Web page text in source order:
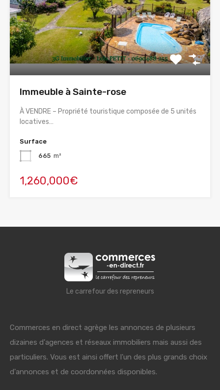
Immeuble à Sainte-rose
À VENDRE – Propriété touristique composée de 5 unités
locatives…
Surface
665 m²
1,260,000€
Le carrefour des repreneurs
Commerces en direct agrège les annonces de plusieurs
dizaines d'agences et réseaux immobiliers mais aussi des
particuliers. Vous est ainsi offert l'un des plus grands choix
d'annonces et de coordonnées disponibles.